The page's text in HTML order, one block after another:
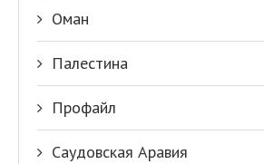
Оман
Палестина
Профайл
Саудовская Аравия